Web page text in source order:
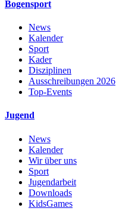
Bogensport
News
Kalender
Sport
Kader
Disziplinen
Ausschreibungen 2026
Top-Events
Jugend
News
Kalender
Wir über uns
Sport
Jugendarbeit
Downloads
KidsGames